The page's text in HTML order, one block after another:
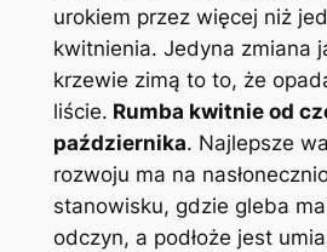
urokiem przez więcej niż
kwitnienia. Jedyna zmiana
krzewie zimą to to, że
liście. Rumba kwitnie od
października. Najlepsze
rozwoju ma na
stanowisku, gdzie gleba
odczyn, a podłoże jest